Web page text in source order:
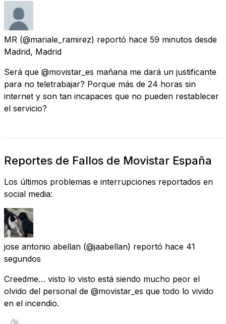
MR (@mariale_ramirez) reportó hace 59 minutos desde
Madrid, Madrid
Será que @movistar_es mañana me dará un justificante
para no teletrabajar? Porque más de 24 horas sin
internet y son tan incapaces que no pueden restablecer
el servicio?
Reportes de Fallos de Movistar España
Los últimos problemas e interrupciones reportados en
social media:
jose antonio abellan (@jaabellan) reportó hace 41
segundos
Creedme… visto lo visto está siendo mucho peor el
olvido del personal de @movistar_es que todo lo vivido
en el incendio.